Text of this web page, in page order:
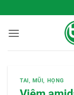
qua
nội
TAI, MŨI, HỌNG